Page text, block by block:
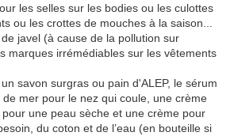
les selles sur les bodies ou les culottes
ou les crottes de mouches à la saison...
javel (à cause de la pollution sur
marques irrémédiables sur les vêtements
savon surgras ou pain d'ALEP, le sérum
de mer pour le nez qui coule, une crème
une peau sèche et une crème pour
du coton et de l’eau (en bouteille si